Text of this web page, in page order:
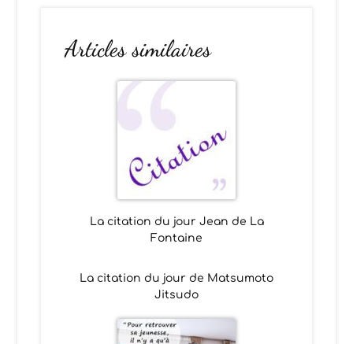
Articles similaires
La citation du jour Jean de La
Fontaine
La citation du jour de Matsumoto
Jitsudo